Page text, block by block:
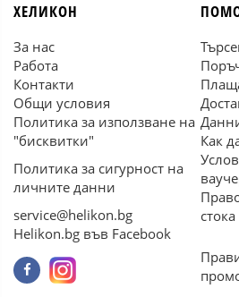
ХЕЛИКОН
За нас
Работа
Контакти
Общи условия
Политика за използване на
"бисквитки"
Политика за сигурност на
личните данни
service@helikon.bg
Helikon.bg във Facebook
Как
стока